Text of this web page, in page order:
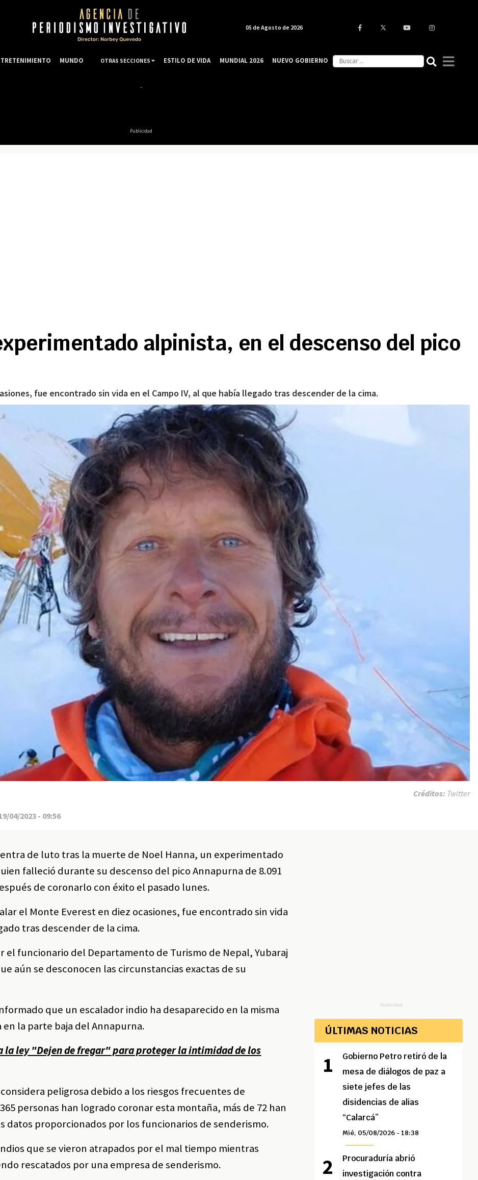
Publicidad
alpinista, en el descenso del pico
fue encontrado sin vida en el Campo IV, al que había llegado tras descender de la cima.
04/2023 - 09:56
Créditos: Twitter
de luto tras la muerte de Noel Hanna, un experimentado
falleció durante su descenso del pico Annapurna de 8.091
de coronarlo con éxito el pasado lunes.
el Monte Everest en diez ocasiones, fue encontrado sin vida
tras descender de la cima.
el funcionario del Departamento de Turismo de Nepal, Yubaraj
aún se desconocen las circunstancias exactas de su
que un escalador indio ha desaparecido en la misma
la parte baja del Annapurna.
la ley "Dejen de fregar" para proteger la intimidad de los
peligrosa debido a los riesgos frecuentes de
personas han logrado coronar esta montaña, más de 72 han
datos proporcionados por los funcionarios de senderismo.
que se vieron atrapados por el mal tiempo mientras
rescatados por una empresa de senderismo.
Publicidad
ÚLTIMAS NOTICIAS
Gobierno Petro retiró de la
mesa de diálogos de paz a
siete jefes de las
disidencias de alias
“Calarcá”
Mié, 05/08/2026 - 18:38
Procuraduría abrió
investigación contra
05 de Agosto de 2026
MUNDO OTRAS SECCIONES ESTILO DE VIDA MUNDIAL 2026 NUEVO GOBIERNO